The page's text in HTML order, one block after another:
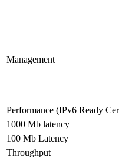
Management
Performance (IPv6 Ready
1000 Mb latency
100 Mb Latency
Throughput